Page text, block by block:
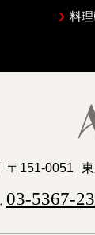
料
〒151-0051
03-5367-